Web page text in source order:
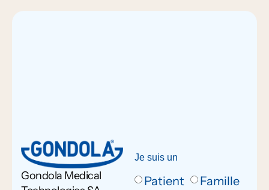
Gondola Medical
Je suis un
Patient Famille